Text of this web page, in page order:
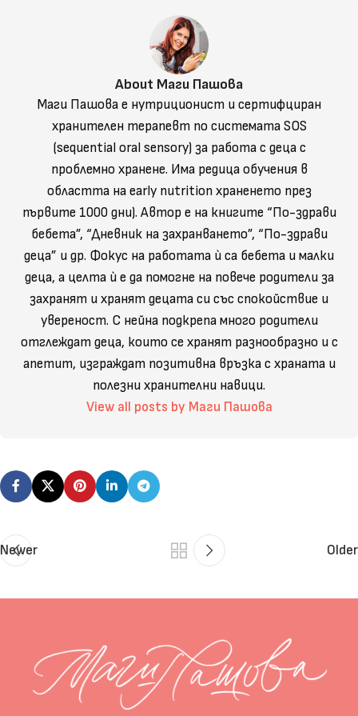
About Маги Пашова
Маги Пашова е нутриционист и сертифциран
хранителен терапевт по системата SOS
(sequential oral sensory) за работа с деца с
проблемно хранене. Има редица обучения в
областта на early nutrition храненето през
първите 1000 дни). Автор е на книгите “По-здрави
бебета”, “Дневник на захранването”, “По-здрави
деца” и др. Фокус на работата ѝ са бебета и малки
деца, а целта ѝ е да помогне на повече родители за
захранят и хранят децата си със спокойствие и
увереност. С нейна подкрепа много родители
отглеждат деца, които се хранят разнообразно и с
апетит, изграждат позитивна връзка с храната и
полезни хранителни навици.
View all posts by Маги Пашова
Newer Older